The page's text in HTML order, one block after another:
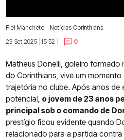
Fiel Manchete - Notícias Corinthians
23 Set 2025 | 15:52 |
0
Matheus Donelli, goleiro formado
do Corinthians, vive um
trajetória no clube. Após anos de
potencial, o jovem de 23 anos
principal sob o comando de
prestígio ficou evidente quando
relacionado para a partida contra